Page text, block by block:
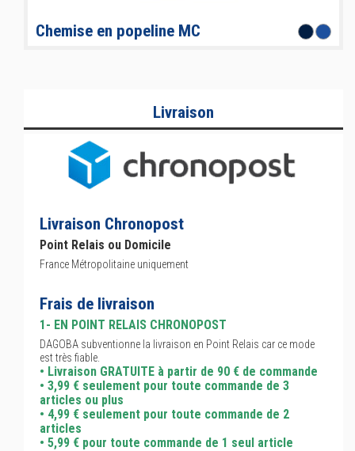
Chemise en popeline MC
Livraison
Livraison Chronopost
Point Relais ou Domicile
France Métropolitaine uniquement
Frais de livraison
1- EN POINT RELAIS CHRONOPOST
DAGOBA subventionne la livraison en Point Relais car ce mode
est très fiable.
• Livraison GRATUITE à partir de 90 € de commande
• 3,99 € seulement pour toute commande de 3
articles ou plus
• 4,99 € seulement pour toute commande de 2
articles
• 5,99 € pour toute commande de 1 seul article